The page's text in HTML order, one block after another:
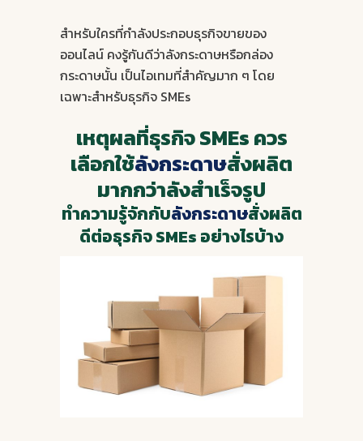
สำหรับใครที่กำลังประกอบธุรกิจขายของ
ออนไลน์ คงรู้กันดีว่าลังกระดาษหรือกล่อง
กระดาษนั้น เป็นไอเทมที่สำคัญมาก ๆ โดย
เฉพาะสำหรับธุรกิจ SMEs
เหตุผลที่ธุรกิจ SMEs ควร
เลือกใช้ลังกระดาษสั่งผลิต
มากกว่าลังสำเร็จรูป
ทำความรู้จักกับลังกระดาษสั่งผลิต
ดีต่อธุรกิจ SMEs อย่างไรบ้าง